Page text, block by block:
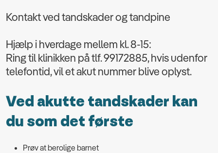
Kontakt ved tandskader og tandpine
Hjælp i hverdage mellem kl. 8-15:
Ring til klinikken på tlf. 99172885, hvis udenfor
telefontid, vil et akut nummer blive oplyst.
Ved akutte tandskader kan
du som det første
Prøv at berolige barnet